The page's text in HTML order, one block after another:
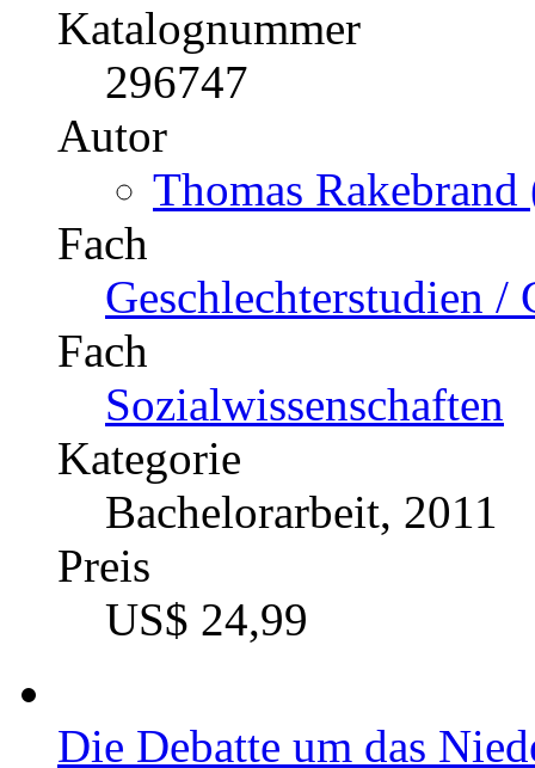
Katalognummer
296747
Autor
Thomas
Fach
Geschlechterstudien /
Fach
Sozialwissenschaften
Kategorie
Bachelorarbeit, 2011
Preis
US$ 24,99
Die Debatte um das